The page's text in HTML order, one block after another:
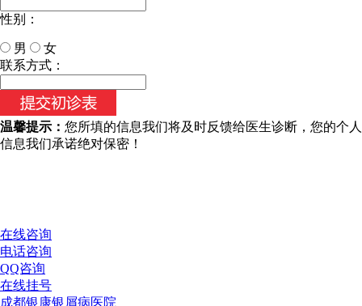
性别：
男
女
今天日期：
联系方式：
温馨提示： 您所填的信息我们将及时反馈给医生诊断，您的个人
信息我们承诺绝对保密！
在线咨询
电话咨询
QQ咨询
在线挂号
成都银康银屑病医院